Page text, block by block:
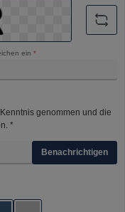
ein *
genommen und die
*
Benachrichtigen